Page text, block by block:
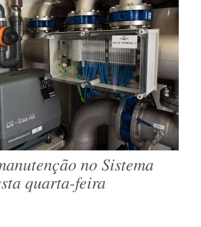
no Sistema
quarta-feira